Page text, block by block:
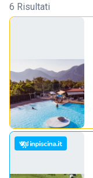
6 Risultati